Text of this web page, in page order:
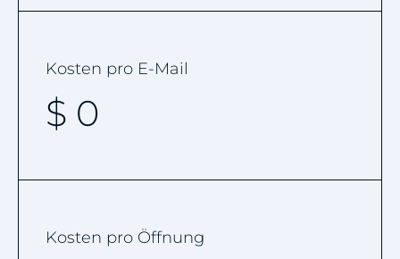
Kosten pro E-Mail
$ 0
Kosten pro Öffnung